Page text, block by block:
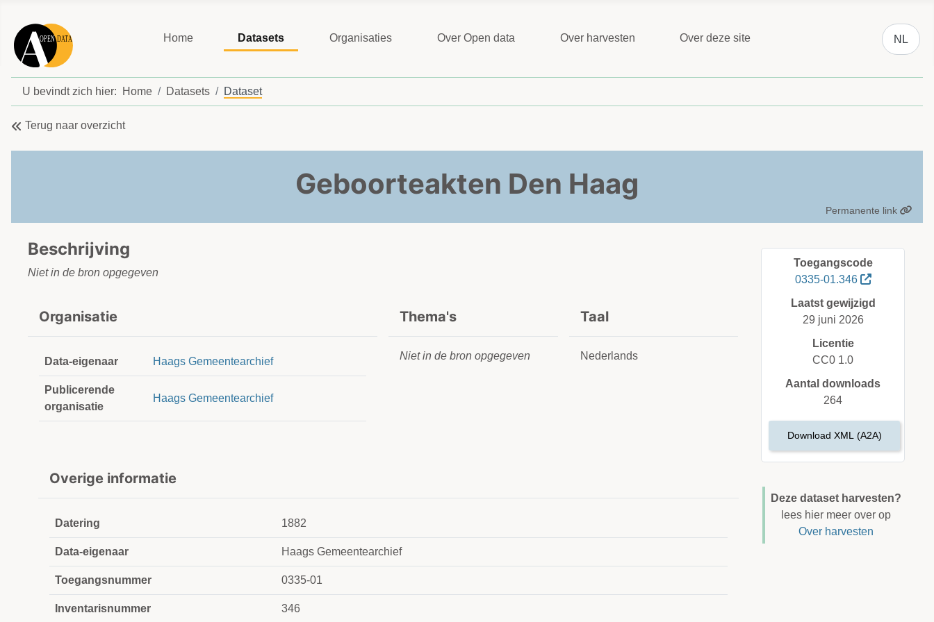
Home Datasets Organisaties Over Open data Over harvesten Over deze site
Selecteer
NL
U bevindt zich hier: Home Datasets Dataset
Terug naar overzicht
Geboorteakten Den Haag
Permanente link
Beschrijving
Niet in de bron opgegeven
Organisatie
Data-eigenaar Haags Gemeentearchief
Publicerende
organisatie
Haags Gemeentearchief
Thema's
Niet in de bron opgegeven
Taal
Nederlands
Overige informatie
Datering 1882
Data-eigenaar Haags Gemeentearchief
Toegangsnummer 0335-01
Inventarisnummer 346
Toegangscode
0335-01.346
Laatst gewijzigd
29 juni 2026
Licentie
CC0 1.0
Aantal downloads
264
Download XML (A2A)
Deze dataset harvesten?
lees hier meer over op
Over harvesten